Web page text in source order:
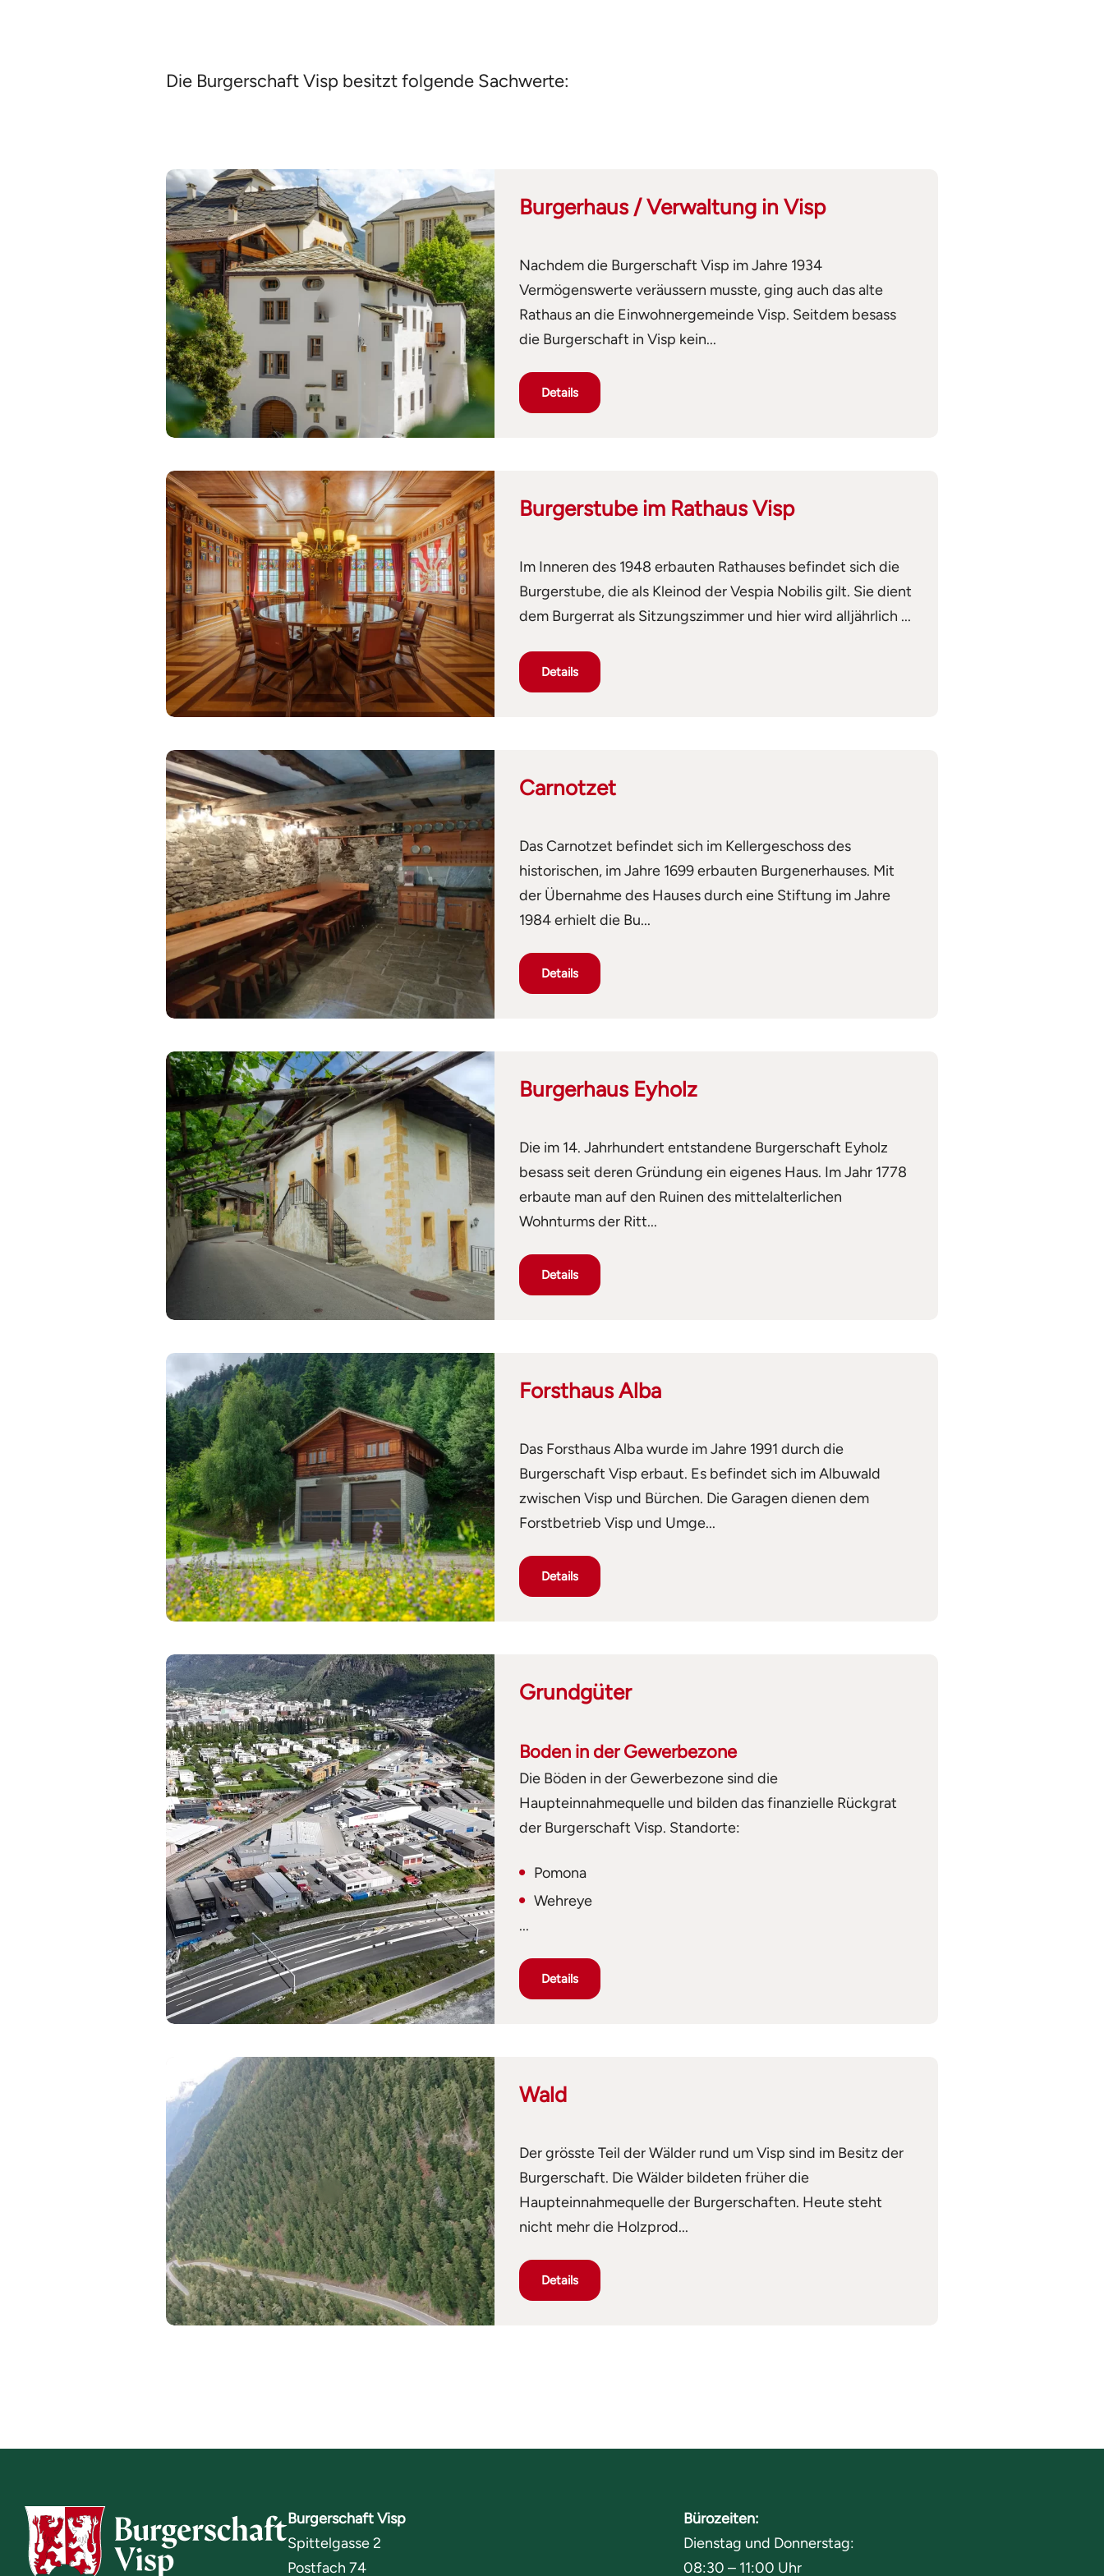
Die Burgerschaft Visp besitzt folgende Sachwerte:
Burgerhaus / Verwaltung in Visp
Nachdem die Burgerschaft Visp im Jahre 1934
Vermögenswerte veräussern musste, ging auch das alte
Rathaus an die Einwohnergemeinde Visp. Seitdem besass
die Burgerschaft in Visp kein...
Details
Burgerstube im Rathaus Visp
Im Inneren des 1948 erbauten Rathauses befindet sich die
Burgerstube, die als Kleinod der Vespia Nobilis gilt. Sie dient
dem Burgerrat als Sitzungszimmer und hier wird alljährlich ...
Details
Carnotzet
Das Carnotzet befindet sich im Kellergeschoss des
historischen, im Jahre 1699 erbauten Burgenerhauses. Mit
der Übernahme des Hauses durch eine Stiftung im Jahre
1984 erhielt die Bu...
Details
Burgerhaus Eyholz
Die im 14. Jahrhundert entstandene Burgerschaft Eyholz
besass seit deren Gründung ein eigenes Haus. Im Jahr 1778
erbaute man auf den Ruinen des mittelalterlichen
Wohnturms der Ritt...
Details
Forsthaus Alba
Das Forsthaus Alba wurde im Jahre 1991 durch die
Burgerschaft Visp erbaut. Es befindet sich im Albuwald
zwischen Visp und Bürchen. Die Garagen dienen dem
Forstbetrieb Visp und Umge...
Details
Grundgüter
Boden in der Gewerbezone
Die Böden in der Gewerbezone sind die
Haupteinnahmequelle und bilden das finanzielle Rückgrat
der Burgerschaft Visp. Standorte:
Pomona
Wehreye
...
Details
Wald
Der grösste Teil der Wälder rund um Visp sind im Besitz der
Burgerschaft. Die Wälder bildeten früher die
Haupteinnahmequelle der Burgerschaften. Heute steht
nicht mehr die Holzprod...
Details
Burgerschaft Visp
Spittelgasse 2
Postfach 74
Bürozeiten:
Dienstag und Donnerstag:
08:30 – 11:00 Uhr